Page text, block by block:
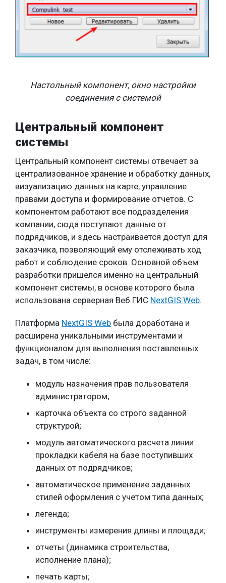
Настольный компонент, окно настройки
соединения с системой
Центральный компонент
системы
Центральный компонент системы отвечает за
централизованное хранение и обработку данных,
визуализацию данных на карте, управление
правами доступа и формирование отчетов. С
компонентом работают все подразделения
компании, сюда поступают данные от
подрядчиков, и здесь настраивается доступ для
заказчика, позволяющий ему отслеживать ход
работ и соблюдение сроков. Основной объем
разработки пришелся именно на центральный
компонент системы, в основе которого была
использована серверная Веб ГИС NextGIS Web.
Платформа NextGIS Web была доработана и
расширена уникальными инструментами и
функционалом для выполнения поставленных
задач, в том числе:
модуль назначения прав пользователя
администратором;
карточка объекта со строго заданной
структурой;
модуль автоматического расчета линии
прокладки кабеля на базе поступивших
данных от подрядчиков;
автоматическое применение заданных
стилей оформления с учетом типа данных;
легенда;
инструменты измерения длины и площади;
отчеты (динамика строительства,
исполнение плана);
печать карты;